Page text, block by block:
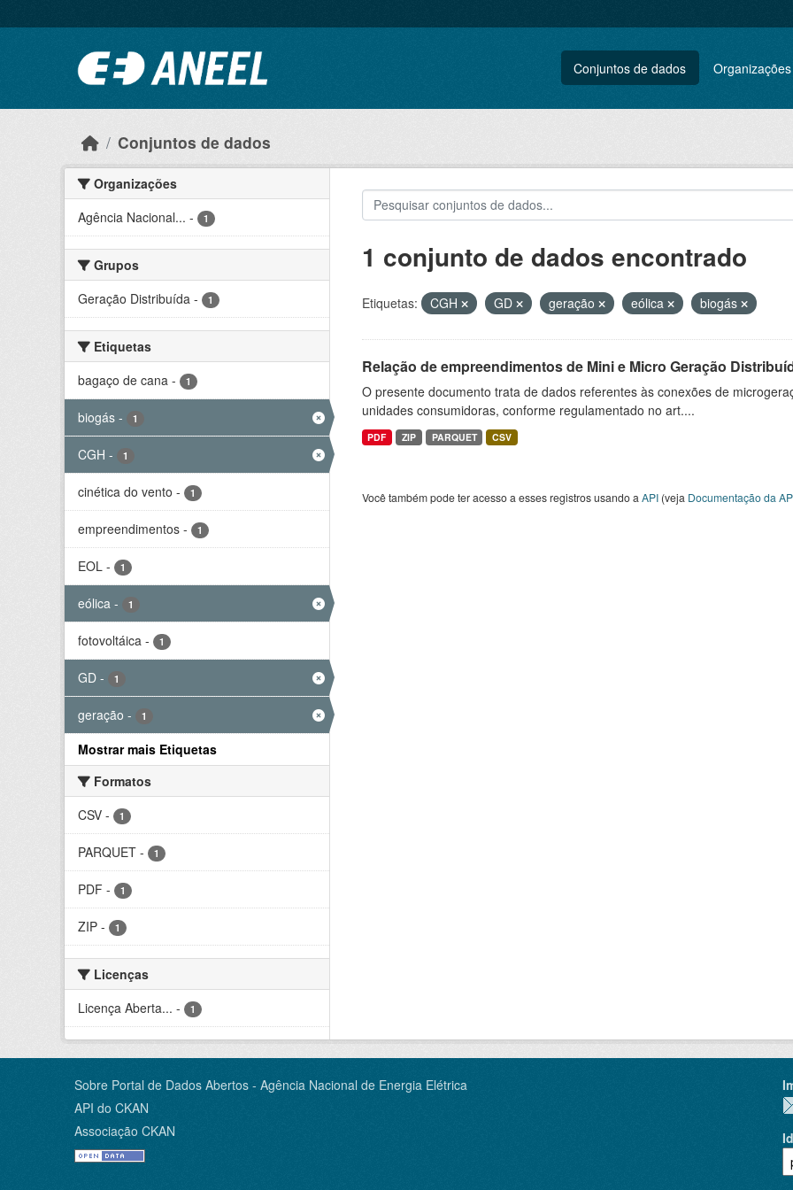
Conjuntos de dados Organizações
Conjuntos de dados
Organizações
Agência Nacional... - 1
Grupos
Geração Distribuída - 1
Etiquetas
bagaço de cana - 1
biogás - 1
CGH - 1
cinética do vento - 1
empreendimentos - 1
EOL - 1
eólica - 1
fotovoltáica - 1
GD - 1
geração - 1
Mostrar mais Etiquetas
Formatos
CSV - 1
PARQUET - 1
PDF - 1
ZIP - 1
Licenças
Licença Aberta... - 1
1 conjunto de dados encontrado
Etiquetas: CGH GD geração eólica biogás
Relação de empreendimentos de Mini e Micro Geração
O presente documento trata de dados referentes às conexões de
unidades consumidoras, conforme regulamentado no art....
PDF ZIP PARQUET CSV
Você também pode ter acesso a esses registros usando a API(veja Documentação da
Sobre Portal de Dados Abertos - Agência Nacional de Energia Elétrica
API do CKAN
Associação CKAN